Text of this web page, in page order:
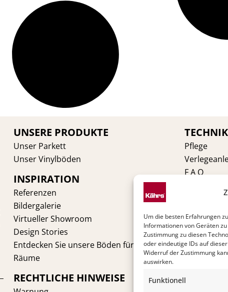
Um die besten Erfahrungen
Informationen von Geräten
Zustimmung zu diesen
oder eindeutige IDs auf
Widerruf der Zustimmung
auswirken.
Funktionell
UNSERE PRODUKTE
Unser Parkett
Unser Vinylböden
INSPIRATION
Referenzen
Bildergalerie
Virtueller Showroom
Design Stories
Entdecken Sie unsere Böden für Ihre
Räume
RECHTLICHE HINWEISE
TECHNIK
Pflege
F A Q
VOR
Kährs
Ökologie
Zertifikate
Warum